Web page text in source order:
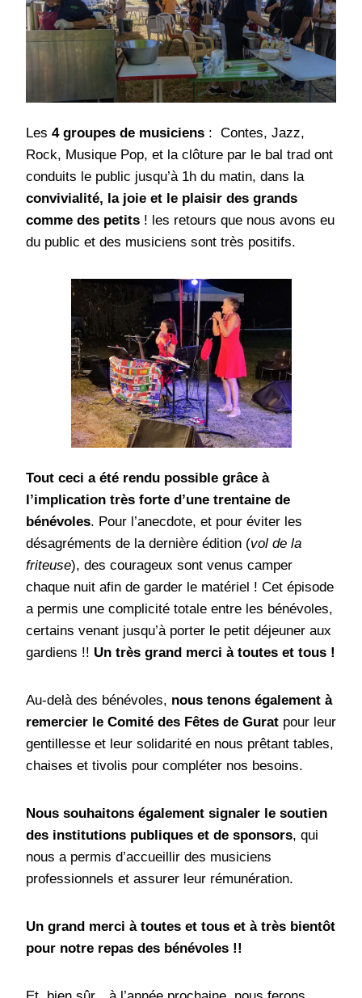
Les 4 groupes de musiciens : Contes, Jazz,
Rock, Musique Pop, et la clôture par le bal trad ont
conduits le public jusqu’à 1h du matin, dans la
convivialité, la joie et le plaisir des grands
comme des petits ! les retours que nous avons eu
du public et des musiciens sont très positifs.
Tout ceci a été rendu possible grâce à
l’implication très forte d’une trentaine de
bénévoles. Pour l’anecdote, et pour éviter les
désagréments de la dernière édition (vol de la
friteuse), des courageux sont venus camper
chaque nuit afin de garder le matériel ! Cet épisode
a permis une complicité totale entre les bénévoles,
certains venant jusqu’à porter le petit déjeuner aux
gardiens !! Un très grand merci à toutes et tous !
Au-delà des bénévoles, nous tenons également à
remercier le Comité des Fêtes de Gurat pour leur
gentillesse et leur solidarité en nous prêtant tables,
chaises et tivolis pour compléter nos besoins.
Nous souhaitons également signaler le soutien
des institutions publiques et de sponsors, qui
nous a permis d’accueillir des musiciens
professionnels et assurer leur rémunération.
Un grand merci à toutes et tous et à très bientôt
pour notre repas des bénévoles !!